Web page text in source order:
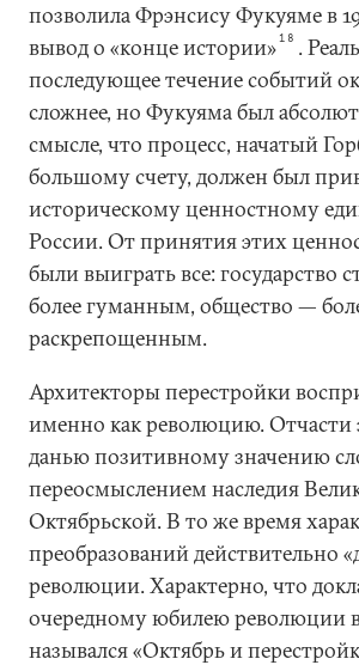
позволила Фрэнсису Фукуяме в
вывод о «конце истории»18 .
последующее течение событий
сложнее, но Фукуяма был
смысле, что процесс, начатый
большому счету, должен был
историческому ценностному
России. От принятия этих
были выиграть все: государство
более гуманным, общество —
раскрепощенным.
Архитекторы перестройки
именно как революцию. Отчасти
данью позитивному значению
переосмыслением наследия
Октябрьской. В то же время
преобразований действительно
революции. Характерно, что
очередному юбилею революции в
назывался «Октябрь и